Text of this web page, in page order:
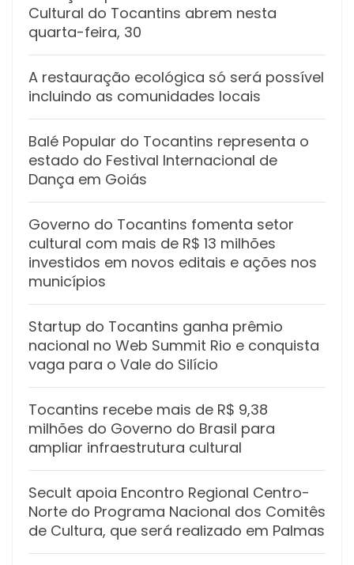
Cultural do Tocantins abrem nesta
quarta-feira, 30
A restauração ecológica só será possível
incluindo as comunidades locais
Balé Popular do Tocantins representa o
estado do Festival Internacional de
Dança em Goiás
Governo do Tocantins fomenta setor
cultural com mais de R$ 13 milhões
investidos em novos editais e ações nos
municípios
Startup do Tocantins ganha prêmio
nacional no Web Summit Rio e conquista
vaga para o Vale do Silício
Tocantins recebe mais de R$ 9,38
milhões do Governo do Brasil para
ampliar infraestrutura cultural
Secult apoia Encontro Regional Centro-
Norte do Programa Nacional dos Comitês
de Cultura, que será realizado em Palmas